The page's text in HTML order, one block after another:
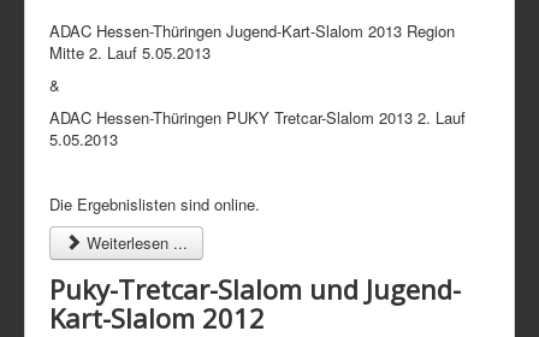
ADAC Hessen-Thüringen Jugend-Kart-Slalom 2013 Region
Mitte 2. Lauf 5.05.2013
&
ADAC Hessen-Thüringen PUKY Tretcar-Slalom 2013 2. Lauf
5.05.2013
Die Ergebnislisten sind online.
Weiterlesen ...
Puky-Tretcar-Slalom und Jugend-
Kart-Slalom 2012